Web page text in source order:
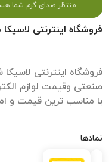
فروشگاه اینترنتی
فروشگاه اینترنتی
صنعتی وقیمت لوازم
با مناسب ترین قیمت و
نمادها
منتظر صدای گرم شما